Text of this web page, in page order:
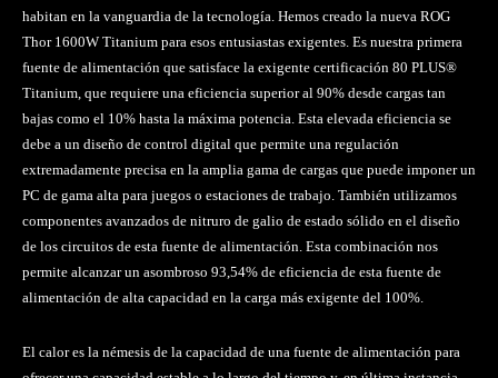
habitan en la vanguardia de la tecnología. Hemos creado la nueva ROG
Thor 1600W Titanium para esos entusiastas exigentes. Es nuestra primera
fuente de alimentación que satisface la exigente certificación 80 PLUS®
Titanium, que requiere una eficiencia superior al 90% desde cargas tan
bajas como el 10% hasta la máxima potencia. Esta elevada eficiencia se
debe a un diseño de control digital que permite una regulación
extremadamente precisa en la amplia gama de cargas que puede imponer un
PC de gama alta para juegos o estaciones de trabajo. También utilizamos
componentes avanzados de nitruro de galio de estado sólido en el diseño
de los circuitos de esta fuente de alimentación. Esta combinación nos
permite alcanzar un asombroso 93,54% de eficiencia de esta fuente de
alimentación de alta capacidad en la carga más exigente del 100%.
El calor es la némesis de la capacidad de una fuente de alimentación para